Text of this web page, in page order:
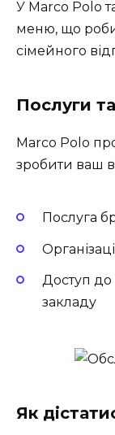
У Marco Polo
меню, що
сімейного
Послуги
Marco Polo
зробити ваш
Послуга
Доступ до
закладу
Як